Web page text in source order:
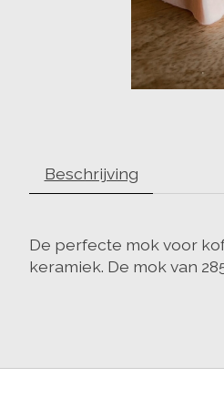
Beschrijving
De perfecte mok voor
keramiek. De mok van